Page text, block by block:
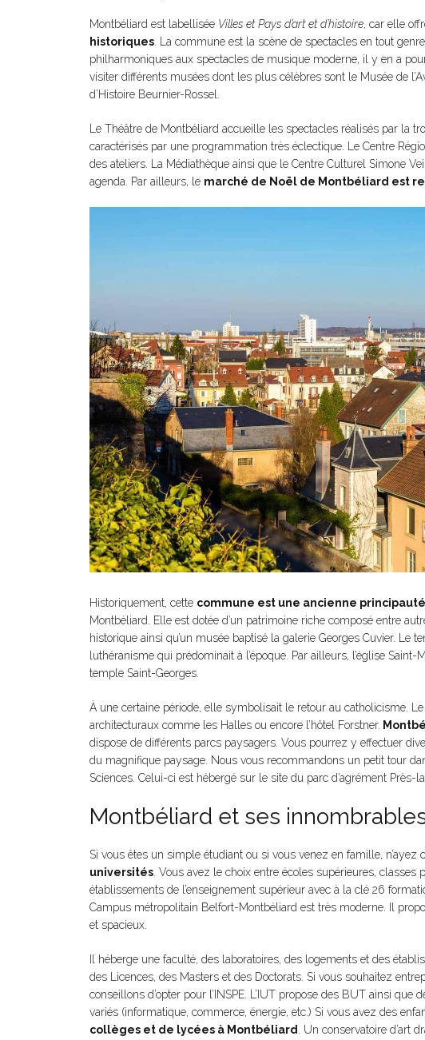
Montbéliard est labellisée Villes et Pays d’art et d’histoire, car elle
historiques . La commune est la scène de spectacles en tout
philharmoniques aux spectacles de musique moderne, il y en a
visiter différents musées dont les plus célèbres sont le Musée de
d’Histoire Beurnier-Rossel.
Le Théâtre de Montbéliard accueille les spectacles réalisés par la
caractérisés par une programmation très éclectique. Le Centre
des ateliers. La Médiathèque ainsi que le Centre Culturel Simone
agenda. Par ailleurs, le marché de Noël de Montbéliard est
Historiquement, cette commune est une ancienne principauté
Montbéliard. Elle est dotée d’un patrimoine riche composé entre
historique ainsi qu’un musée baptisé la galerie Georges Cuvier. Le
luthéranisme qui prédominait à l’époque. Par ailleurs, l’église
temple Saint-Georges.
À une certaine période, elle symbolisait le retour au catholicisme.
architecturaux comme les Halles ou encore l’hôtel Forstner.
dispose de différents parcs paysagers. Vous pourrez y effectuer
du magnifique paysage. Nous vous recommandons un petit tour
Sciences. Celui-ci est hébergé sur le site du parc d’agrément Près-
Montbéliard et ses
Si vous êtes un simple étudiant ou si vous venez en famille, n’ayez
universités . Vous avez le choix entre écoles supérieures,
établissements de l’enseignement supérieur avec à la clé 26
Campus métropolitain Belfort-Montbéliard est très moderne. Il
et spacieux.
Il héberge une faculté, des laboratoires, des logements et des
des Licences, des Masters et des Doctorats. Si vous souhaitez
conseillons d’opter pour l’INSPE. L’IUT propose des BUT ainsi
variés (informatique, commerce, énergie, etc.) Si vous avez des
collèges et de lycées à Montbéliard
. Un conservatoire d’art